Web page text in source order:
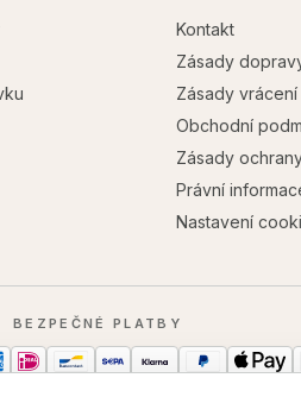
Kontakt
Zásady
Zásady
Obchodní
Zásady
Právní
Nastavení
BEZPEČNÉ PLATBY